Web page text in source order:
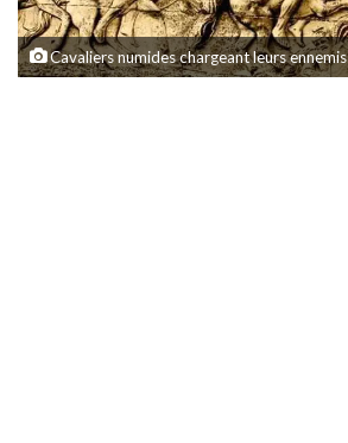
Cavaliers numides chargeant leurs ennemis